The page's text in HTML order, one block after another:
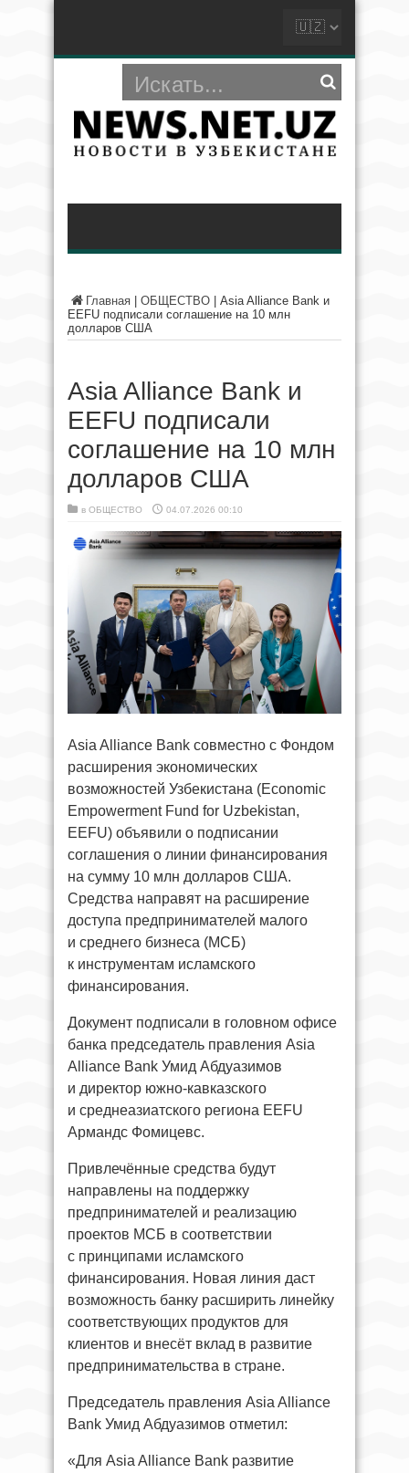
Главная ОБЩЕСТВО
Asia Alliance Bank и
EEFU подписали соглашение на 10 млн
долларов США
Asia Alliance Bank и
EEFU подписали
соглашение на 10 млн
долларов США
в ОБЩЕСТВО 04.07.2026 00:10
Asia Alliance Bank совместно с Фондом
расширения экономических
возможностей Узбекистана (Economic
Empowerment Fund for Uzbekistan,
EEFU) объявили о подписании
соглашения о линии финансирования
на сумму 10 млн долларов США.
Средства направят на расширение
доступа предпринимателей малого
и среднего бизнеса (МСБ)
к инструментам исламского
финансирования.
Документ подписали в головном офисе
банка председатель правления Asia
Alliance Bank Умид Абдуазимов
и директор южно-кавказского
и среднеазиатского региона EEFU
Армандс Фомицевс.
Привлечённые средства будут
направлены на поддержку
предпринимателей и реализацию
проектов МСБ в соответствии
с принципами исламского
финансирования. Новая линия даст
возможность банку расширить линейку
соответствующих продуктов для
клиентов и внесёт вклад в развитие
предпринимательства в стране.
Председатель правления Asia Alliance
Bank Умид Абдуазимов отметил:
«Для Asia Alliance Bank развитие